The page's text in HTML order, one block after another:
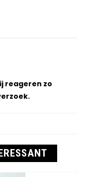
reageren zo